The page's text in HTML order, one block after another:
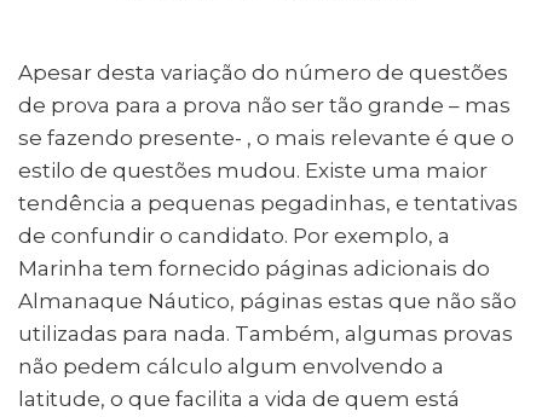
Apesar desta variação do número de questões
de prova para a prova não ser tão grande – mas
se fazendo presente- , o mais relevante é que o
estilo de questões mudou. Existe uma maior
tendência a pequenas pegadinhas, e tentativas
de confundir o candidato. Por exemplo, a
Marinha tem fornecido páginas adicionais do
Almanaque Náutico, páginas estas que não são
utilizadas para nada. Também, algumas provas
não pedem cálculo algum envolvendo a
latitude, o que facilita a vida de quem está